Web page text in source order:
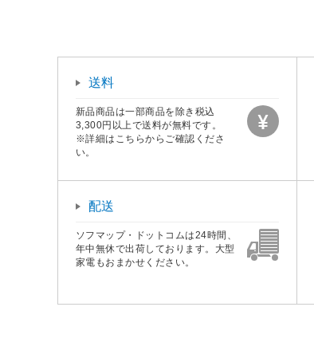
送料
新品商品は一部商品を除き税込
3,300円以上で送料が無料です。
※詳細はこちらからご確認くださ
い。
配送
ソフマップ・ドットコムは24時間、
年中無休で出荷しております。大型
家電もおまかせください。